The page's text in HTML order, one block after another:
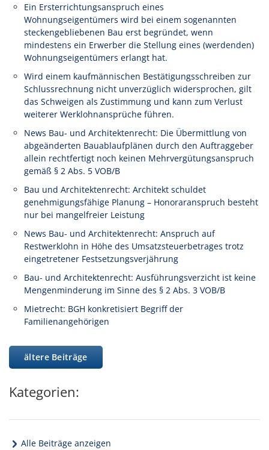
Ein Ersterrichtungsanspruch eines
Wohnungseigentümers wird bei einem sogenannten
steckengebliebenen Bau erst begründet, wenn
mindestens ein Erwerber die Stellung eines (werdenden)
Wohnungseigentümers erlangt hat.
Wird einem kaufmännischen Bestätigungsschreiben zur
Schlussrechnung nicht unverzüglich widersprochen, gilt
das Schweigen als Zustimmung und kann zum Verlust
weiterer Werklohnansprüche führen.
News Bau- und Architektenrecht: Die Übermittlung von
abgeänderten Bauablaufplänen durch den Auftraggeber
allein rechtfertigt noch keinen Mehrvergütungsanspruch
gemäß § 2 Abs. 5 VOB/B
Bau und Architektenrecht: Architekt schuldet
genehmigungsfähige Planung – Honoraranspruch besteht
nur bei mangelfreier Leistung
News Bau- und Architektenrecht: Anspruch auf
Restwerklohn in Höhe des Umsatzsteuerbetrages trotz
eingetretener Festsetzungsverjährung
Bau- und Architektenrecht: Ausführungsverzicht ist keine
Mengenminderung im Sinne des § 2 Abs. 3 VOB/B
Mietrecht: BGH konkretisiert Begriff der
Familienangehörigen
ältere Beiträge
Kategorien:
Alle Beiträge anzeigen